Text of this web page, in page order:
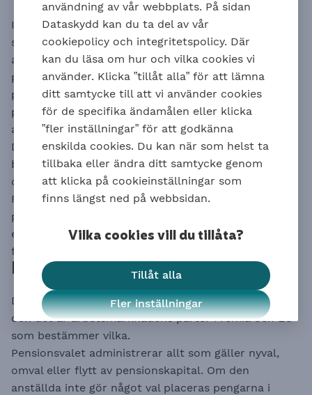
I en traditionell försäkring är det pensionsbolaget
som förvaltar och placerar pensionskapitalet. Den
anställda är alltid garanterad en viss
pensionsutbetalning i förhållande till inbetalda
premier. Garantin kan se olika ut mellan
pensionsbolagen. Om bolaget förvaltar pengarna så
att det skapas överskott kan pensionen bli högre.
Den som väljer en fondförsäkring hamnar i valt
bolags entréfond. Den som vill kan sedan gå vidare
och välja inom bolagets erbjudna fonder.
Fondförsäkringen har ingen garanterad
pensionsutbetalning och pensionen kan bli högre
eller lägre än den som garanteras i traditionell
försäkring.
Pensionsbolag
Det finns ett begränsat antal bolag som är valbara
och det är arbetsmarknadens parter Fremia och LO
som bestämmer vilka.
​​​​​​​Pensionsvalet administrerar allt som gäller nyval,
omval eller flytt av pensionskapital. Om den
anställda inte gör något val placeras pengarna i
användning av vår webbplats. På sidan
Dataskydd kan du ta del av vår
cookiepolicy och integritetspolicy. Där
kan du läsa om hur och vilka cookies vi
använder. Klicka ”tillåt alla” för att lämna
ditt samtycke till att vi använder cookies
för de specifika ändamålen eller klicka
”fler inställningar” för att godkänna
enskilda cookies. Du kan när som helst ta
tillbaka eller ändra ditt samtycke genom
att klicka på cookieinställningar som
finns längst ned på webbsidan.
Vilka cookies vill du tillåta?
Tillåt alla
Fler inställningar